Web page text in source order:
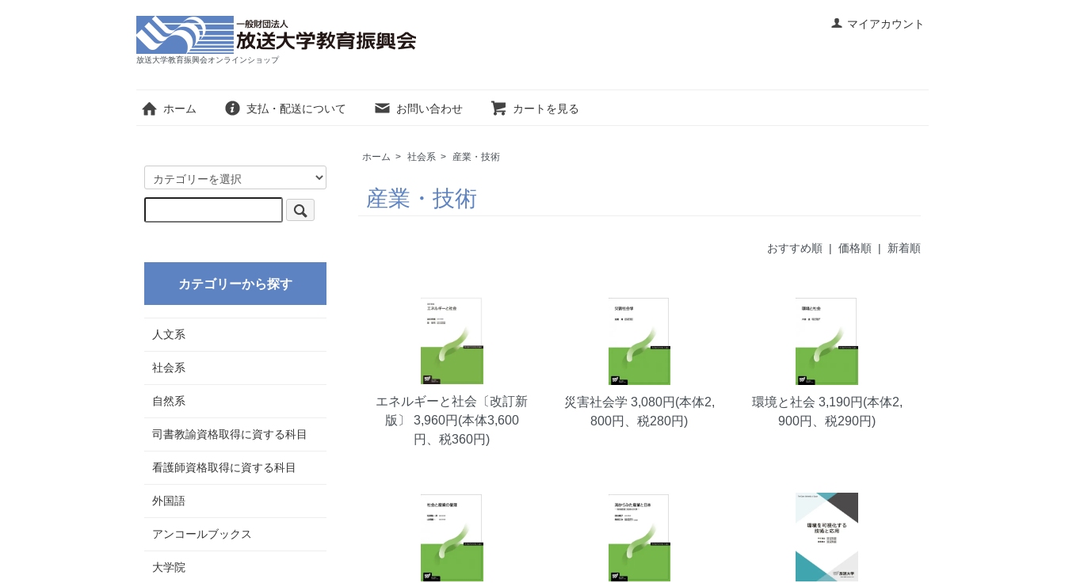
マイアカウント
放送大学教育振興会オンラインショップ
ホーム 支払・配送について お問い合わせ カートを見る
ホーム > 社会系 > 産業・技術
産業・技術
おすすめ順 | 価格順 | 新着順
エネルギーと社会〔改訂新
版〕
3,960円(本体3,600
円、税360円)
災害社会学 3,080円(本体2,
800円、税280円)
環境と社会 3,190円(本体2,
900円、税290円)
カテゴリーから探す
人文系
社会系
自然系
司書教諭資格取得に資する科目
看護師資格取得に資する科目
外国語
アンコールブックス
大学院